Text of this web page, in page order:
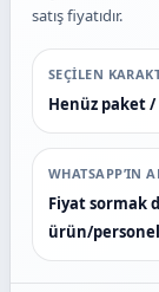
satış fiyatıdır.
SEÇILEN
Henüz paket
WHATSAPP’IN
Fiyat sormak
ürün/